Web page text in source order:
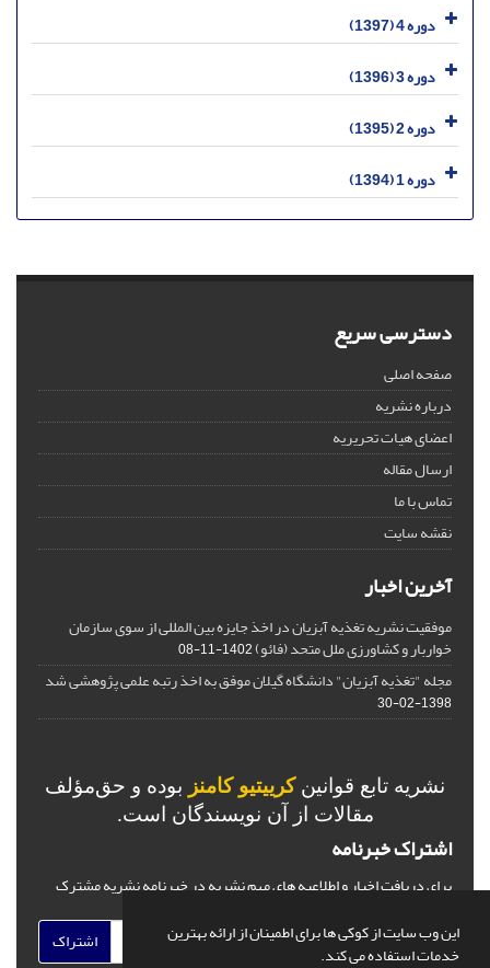
این وب سایت از کوکی ها برای اطمینان از ارائه بهترین
خدمات استفاده می کند.
دوره 4 (1397)
دوره 3 (1396)
دوره 2 (1395)
دوره 1 (1394)
دسترسی سریع
صفحه اصلی
درباره نشریه
اعضای هیات تحریریه
ارسال مقاله
تماس با ما
نقشه سایت
آخرین اخبار
موفقیت نشریه تغذیه آبزیان در اخذ جایزه بین المللی از سوی سازمان
خواربار و کشاورزی ملل متحد (فائو)1402-11-08
مجله "تغذیه آبزیان" دانشگاه گیلان موفق به اخذ رتبه علمی پژوهشی شد
1398-02-30
نشریه تابع قوانینکرییتیو کامنز بوده و حق‌مؤلف
مقالات از آن نویسندگان است.
اشتراک خبرنامه
برای دریافت اخبار و اطلاعیه های مهم نشریه در خبرنامه نشریه مشترک
اشتراک